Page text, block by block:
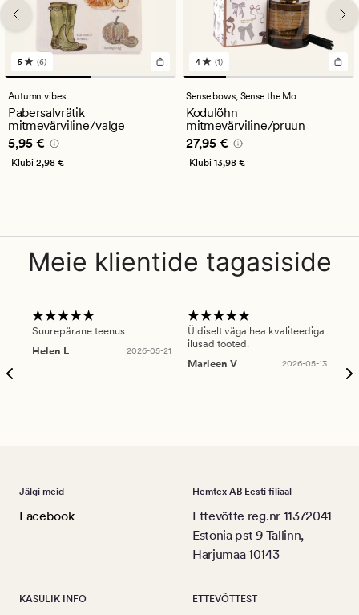
6
arvustust
keskmise
hinnanguga
5
5 (6)
Autumn vibes
Pabersalvrätik
mitmevärviline/valge
Pris_ee 5,95 €
5,95 €
Klubi 2,98 €
1
arvustust
keskmise
hinnanguga
4
4 (1)
Sense bows, Sense the Moment
Kodulõhn
mitmevärviline/pruun
Pris_ee 27,95 €
27,95 €
Klubi 13,98 €
Meie klientide tagasiside
Suurepärane teenus
Helen L
2026-05-21
Üldiselt väga hea kvaliteediga
ilusad tooted.
Marleen V
2026-05-13
Jälgi meid
Facebook
Hemtex AB Eesti filiaal
Ettevõtte reg.nr 11372041
Estonia pst 9 Tallinn,
Harjumaa 10143
KASULIK INFO ETTEVÕTTEST